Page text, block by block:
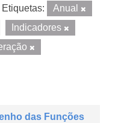
Etiquetas:
Anual
Indicadores
das Funções